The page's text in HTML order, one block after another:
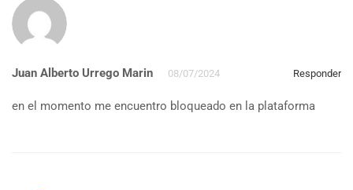
Juan Alberto Urrego Marin 08/07/2024 Responder
en el momento me encuentro bloqueado en la plataforma